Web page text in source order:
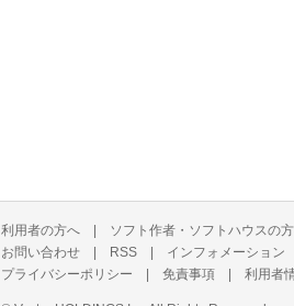
利用者の方へ | ソフト作者・ソフトハウスの
お問い合わせ | RSS | インフォメーション
プライバシーポリシー | 免責事項 | 利用者